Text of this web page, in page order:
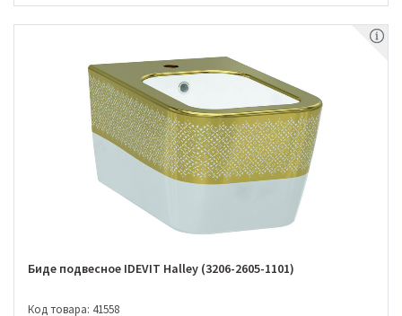
Биде подвесное IDEVIT Halley (3206-2605-1101)
Код товара: 41558